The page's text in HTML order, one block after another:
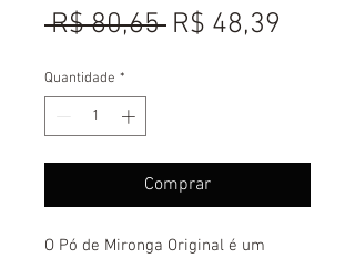
R$ 80,65 Preço
R$ 48,39
Quantidade *
Comprar
O Pó de Mironga Original é um